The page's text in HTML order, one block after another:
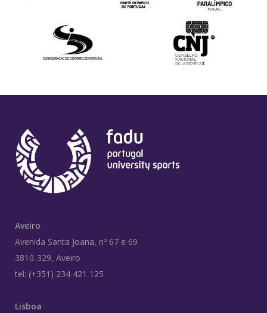
Aveiro
Avenida Santa Joana, nº 67 e 69
3810-329, Aveiro
tel: (+351) 234 421 125
Lisboa